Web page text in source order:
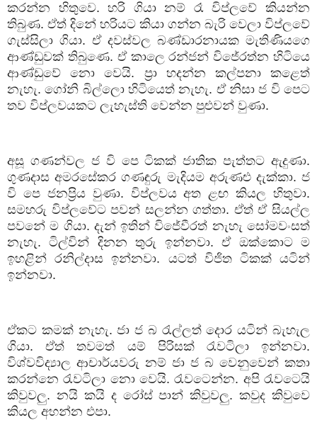
කරන්න
හිතුවෙ.හරි ගියා නම් රෑ විප්ලවේ
කියන්න
තිබුණ. ඒත් දිනේ හරියට කියා ගන්න බැරි වෙලා විප්ලවේ
ගැස්සිලා ගියා. ඒ දවස්වල බණ්ඩාරනායක මැතිණියගෙ
ආණ්ඩුවක් තිබුණෙ. ඒ කාලෙ රන්ජන් විජේරත්න හිටියෙ
ආණ්ඩුවේ
නො වෙයි. ප්‍රා හදන්න කල්පනා
කළෙත්
නැහැ.ගෝනි බිල්ලො හිටියෙත් නැහැ. ඒ නිසා ජ වි පෙට
තව විප්ලවයකට ලැහැස්ති වෙන්න පුළුවන් වුණා.
අසූ ගණන්වල ජ වි පෙ ටිකක් ජාතික පැත්තට ඇදුණා.
ගුණදාස අමරසේකර ගණඳුරු මැදියම අරුණළු දැක්කා.ජ
වි පෙ ජනප්‍රිය වුණා. විප්ලවය අත ළඟ කියල හිතුවා.
සමහරු විප්ලවේට පවන් සලන්න ගත්තා. ඒත් ඒ සියල්ල
පවනේ ම ගියා. දැන් ඉතින් විජේවීරත් නැහැ සෝමවංසත්
නැහැ.ටිල්වින් දිනන තුරු ඉන්නවා.ඒ ඔක්කොට ම
ඉහළින් රනිල්දාස ඉන්නවා. යටත් විජිත ටිකක් යටින්
ඉන්නවා.
ඒකට කමක් නැහැ.ජා ජ බ රැල්ලත් දොර යටින් බැහැල
ගියා.ඒත් තවමත් යම් පිරිසක් රැවටිලා ඉන්නවා.
විශ්වවිද්‍යාල ආචාර්යවරු නම් ජා ජ බ වෙනුවෙන් කතා
කරන්නෙ රැවටිලා නො වෙයි.රැවටෙන්න. අපි රැවටෙයි
කිවුවලු. නයි කයි ද රෝස් පාන් කිවුවලු.කවුද කිවුවෙ
කියල අහන්න එපා.